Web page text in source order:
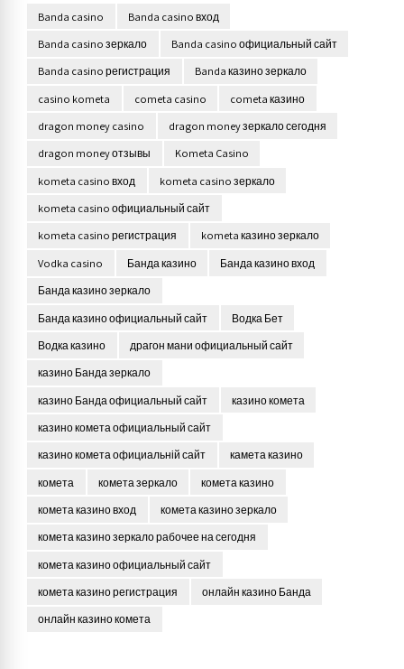
Banda casino
Banda casino вход
Banda casino зеркало
Banda casino официальный сайт
Banda casino регистрация
Banda казино зеркало
casino kometa
cometa casino
cometa казино
dragon money casino
dragon money зеркало сегодня
dragon money отзывы
Kometa Casino
kometa casino вход
kometa casino зеркало
kometa casino официальный сайт
kometa casino регистрация
kometa казино зеркало
Vodka casino
Банда казино
Банда казино вход
Банда казино зеркало
Банда казино официальный сайт
Водка Бет
Водка казино
драгон мани официальный сайт
казино Банда зеркало
казино Банда официальный сайт
казино комета
казино комета официальный сайт
казино комета официальній сайт
камета казино
комета
комета зеркало
комета казино
комета казино вход
комета казино зеркало
комета казино зеркало рабочее на сегодня
комета казино официальный сайт
комета казино регистрация
онлайн казино Банда
онлайн казино комета